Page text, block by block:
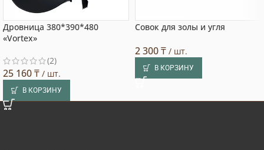
Дровница 380*390*480
«Vortex»
(2)
25 160₸ / шт.
В КОРЗИНУ
Совок для золы и угля
2 300₸ / шт.
В КОРЗИНУ